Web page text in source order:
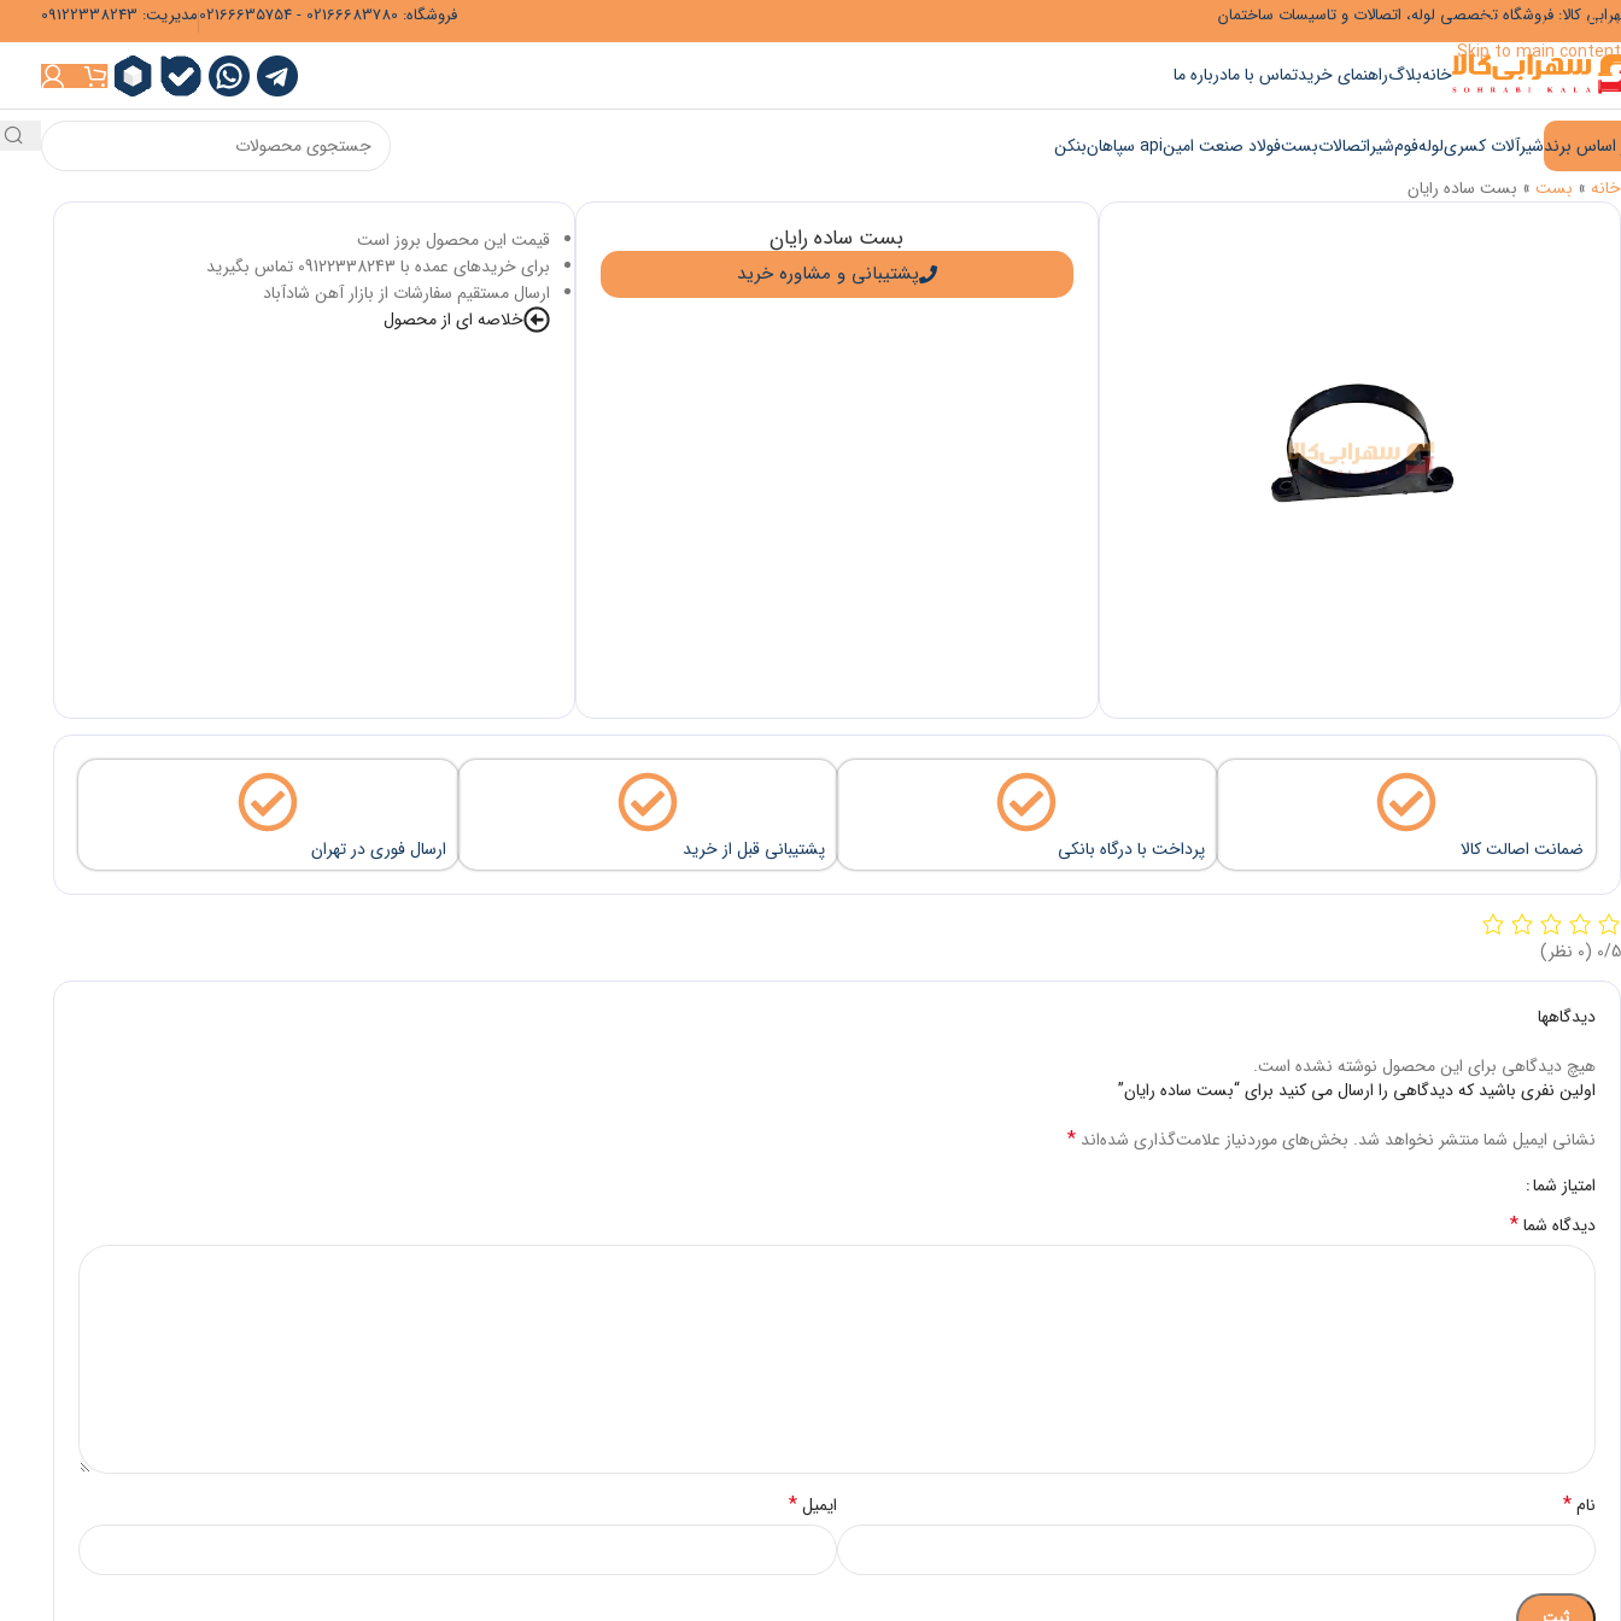
Skip to navigation
Skip to main content
کالا: فروشگاه تخصصی لوله، اتصالات و تاسیسات ساختمان فروشگاه: 02166683780 - 02166635754 مدیریت: 09122338243
خانهبلاگراهنمای خریدتماس با مادرباره ما
اساس برندشیرآلات کسریلولهفومشیراتصالاتبستفولاد صنعت امینapi سپاهان
بنکن
خانه » بست » بست ساده رایان
قیمت این محصول بروز است
برای خریدهای عمده با 09122338243 تماس بگیرید
ارسال مستقیم سفارشات از بازار آهن شادآباد
خلاصه ای از محصول
بست ساده رایان
پشتیبانی و مشاوره خرید
ضمانت اصالت کالا پرداخت با درگاه بانکی پشتیبانی قبل از خرید ارسال فوری در تهران
‫0/5 ‫(0 نظر)
دیدگاهها
هیچ دیدگاهی برای این محصول نوشته نشده است.
اولین نفری باشید که دیدگاهی را ارسال می کنید برای “بست ساده رایان”
نشانی ایمیل شما منتشر نخواهد شد. بخش‌های موردنیاز علامت‌گذاری شده‌اند *
امتیاز شما
دیدگاه شما*
نام* ایمیل*